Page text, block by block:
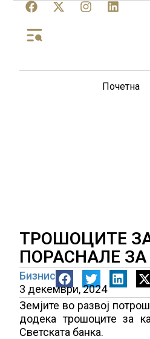
Почетна
ТРОШОЦИТЕ
ПОРАСНАЛЕ
Бизнис
3 декември, 2024
Земјите во развој
додека трошоците за
Светската банка.